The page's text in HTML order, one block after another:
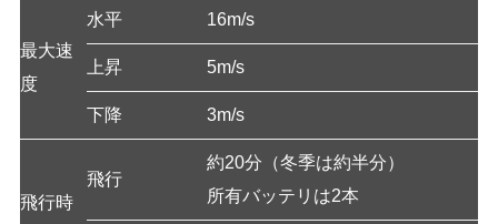
最大速
度
水平 16m/s
上昇 5m/s
下降 3m/s
飛行時
飛行
約20分（冬季は約半分）
所有バッテリは2本